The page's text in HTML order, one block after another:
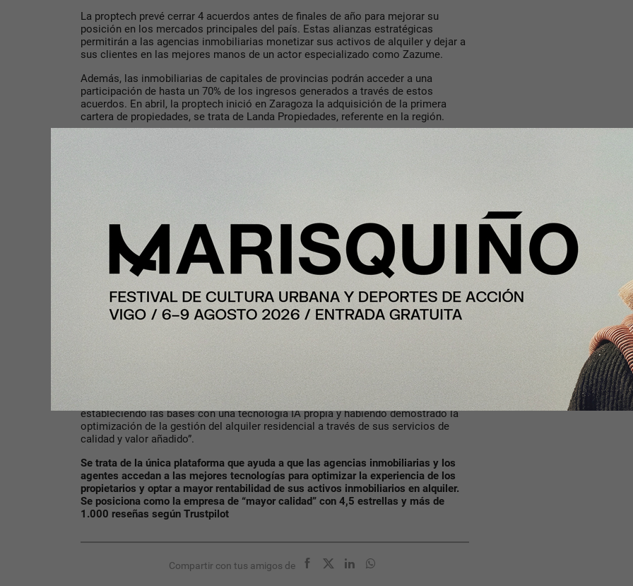
La proptech prevé cerrar 4 acuerdos antes de finales de año para mejorar su
posición en los mercados principales del país. Estas alianzas estratégicas
permitirán a las agencias inmobiliarias monetizar sus activos de alquiler y dejar a
sus clientes en las mejores manos de un actor especializado como Zazume.
Además, las inmobiliarias de capitales de provincias podrán acceder a una
participación de hasta un 70% de los ingresos generados a través de estos
acuerdos. En abril, la proptech inició en Zaragoza la adquisición de la primera
cartera de propiedades, se trata de Landa Propiedades, referente en la región.
Ejes de la Inversión
La vivienda en general y el alquiler en particular siguen siendo una de las grandes
preocupaciones en la sociedad. Zazume considera que es el momento de
profesionalizar, digitalizar y consolidar el sector de los intermediarios, ofreciendo
alternativas al modelo tradicional.
A su vez, casi el 50% de la ronda de inversión estará destinada a marketing y
a rentabilidad operativa. En aquella ocasión, también participó Nordstar, fondo
británico presente en el capital de la proptech desde sus inicios.
Según Ole Ruch, Managing Partner de Nordstar; “Creemos que Zazume está
llamado a convertirse en líder del alquiler residencial del Sur de Europa,
estableciendo las bases con una tecnología IA propia y habiendo demostrado la
optimización de la gestión del alquiler residencial a través de sus servicios de
calidad y valor añadido”.
Se trata de la única plataforma que ayuda a que las agencias inmobiliarias y los
agentes accedan a las mejores tecnologías para optimizar la experiencia de los
propietarios y optar a mayor rentabilidad de sus activos inmobiliarios en alquiler.
Se posiciona como la empresa de “mayor calidad” con 4,5 estrellas y más de
1.000 reseñas según Trustpilot
Compartir con tus amigos de